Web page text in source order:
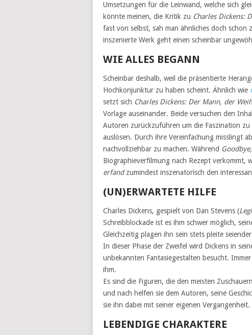
Umsetzungen für die Leinwand, welche sich
könnte meinen, die Kritik zu Charles Dickens:
fast von selbst, sah man ähnliches doch
inszenierte Werk geht einen scheinbar
WIE ALLES BEGANN
Scheinbar deshalb, weil die präsentierte
Hochkonjunktur zu haben scheint. Ähnlich wie
setzt sich Charles Dickens: Der Mann, der
Vorlage auseinander. Beide versuchen den
Autoren zurückzuführen um die Faszination
auslösen. Durch ihre Vereinfachung misslingt
nachvollziehbar zu machen. Während
Biographieverfilmung nach Rezept verkommt,
erfandzumindest inszenatorisch den
(UN)ERWARTETE HILFE
Charles Dickens, gespielt von Dan Stevens (
Schreibblockade ist es ihm schwer möglich,
Gleichzeitig plagen ihn sein stets pleite
In dieser Phase der Zweifel wird Dickens in
unbekannten Fantasiegestalten besucht.
ihm.
Es sind die Figuren, die den meisten
und nach helfen sie dem Autoren, seine
sie ihn dabei mit seiner eigenen Vergangenheit.
LEBENDIGE CHARAKTERE